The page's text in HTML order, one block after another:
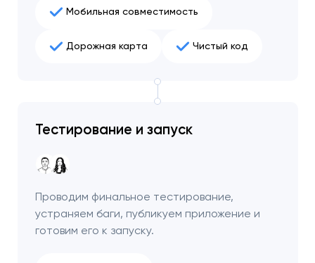
Мобильная совместимость
Дорожная карта Чистый код
Тестирование и запуск
Проводим финальное тестирование,
устраняем баги, публикуем приложение и
готовим его к запуску.
проект.